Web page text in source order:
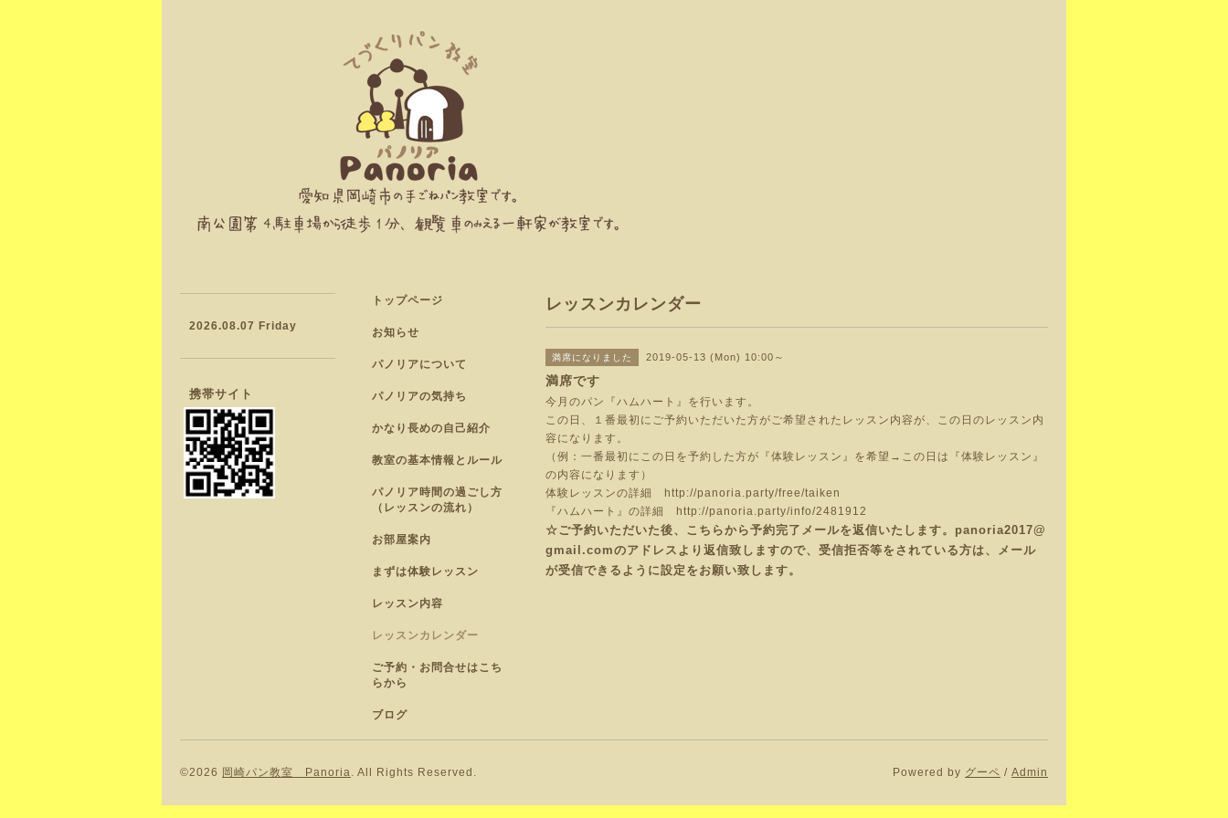
レッスンカレンダー
満席になりました 2019-05-13 (Mon) 10:00～
満席です
今月のパン『ハムハート』を行います。
この日、１番最初にご予約いただいた方がご希望されたレッスン内容が、この日のレッスン内
容になります。
（例：一番最初にこの日を予約した方が『体験レッスン』を希望→この日は『体験レッスン』
の内容になります）
体験レッスンの詳細
http://panoria.party/free/taiken
『ハムハート』の詳細
http://panoria.party/info/2481912
☆ご予約いただいた後、こちらから予約完了メールを返信いたします。panoria2017@
gmail.comのアドレスより返信致しますので、受信拒否等をされている方は、メール
が受信できるように設定をお願い致します。
トップページ
お知らせ
パノリアについて
パノリアの気持ち
かなり長めの自己紹介
教室の基本情報とルール
パノリア時間の過ごし方
（レッスンの流れ）
お部屋案内
まずは体験レッスン
レッスン内容
レッスンカレンダー
ご予約・お問合せはこち
らから
ブログ
2026.08.07 Friday
携帯サイト
©2026 岡崎パン教室 Panoria. All Rights Reserved. Powered by グーペ / Admin